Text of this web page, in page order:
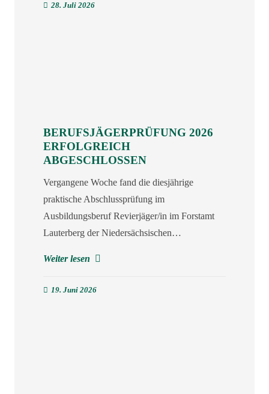
28. Juli 2026
BERUFSJÄGERPRÜFUNG 2026
ERFOLGREICH
ABGESCHLOSSEN
Vergangene Woche fand die diesjährige
praktische Abschlussprüfung im
Ausbildungsberuf Revierjäger/in im Forstamt
Lauterberg der Niedersächsischen…
Weiter lesen
19. Juni 2026